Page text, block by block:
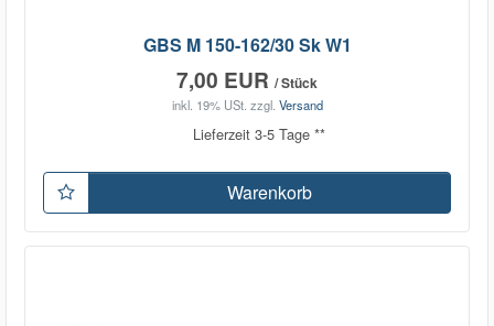
GBS M 150-162/30 Sk W1
7,00 EUR / Stück
inkl. 19% USt. zzgl. Versand
Lieferzeit 3-5 Tage **
Warenkorb